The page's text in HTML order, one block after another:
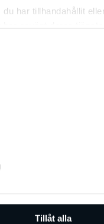
du har tillhandahållit
Tillåt alla